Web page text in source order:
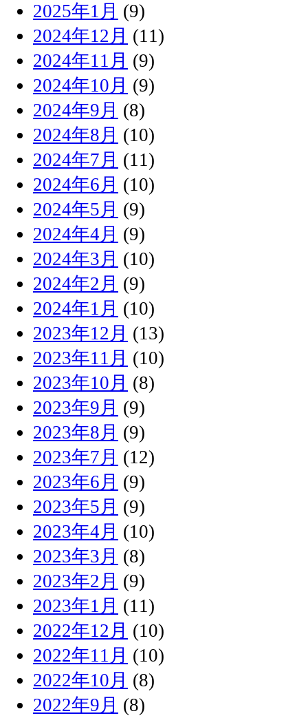
2025年1月 (9)
2024年12月 (11)
2024年11月 (9)
2024年10月 (9)
2024年9月 (8)
2024年8月 (10)
2024年7月 (11)
2024年6月 (10)
2024年5月 (9)
2024年4月 (9)
2024年3月 (10)
2024年2月 (9)
2024年1月 (10)
2023年12月 (13)
2023年11月 (10)
2023年10月 (8)
2023年9月 (9)
2023年8月 (9)
2023年7月 (12)
2023年6月 (9)
2023年5月 (9)
2023年4月 (10)
2023年3月 (8)
2023年2月 (9)
2023年1月 (11)
2022年12月 (10)
2022年11月 (10)
2022年10月 (8)
2022年9月 (8)